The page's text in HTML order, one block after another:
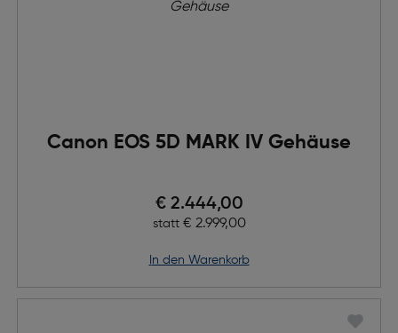
Canon EOS 5D MARK IV Gehäuse
Preis nach Rabatts
€ 2.444,00
statt Ursprünglicher Preis
€ 2.999,00
in den Warenkorb